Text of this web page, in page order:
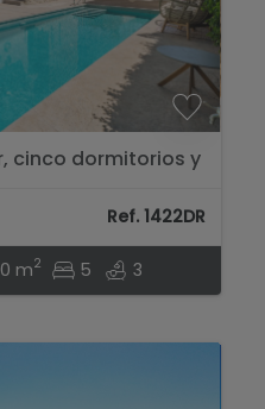
cinco dormitorios y
Ref. 1422DR
m2 5 3